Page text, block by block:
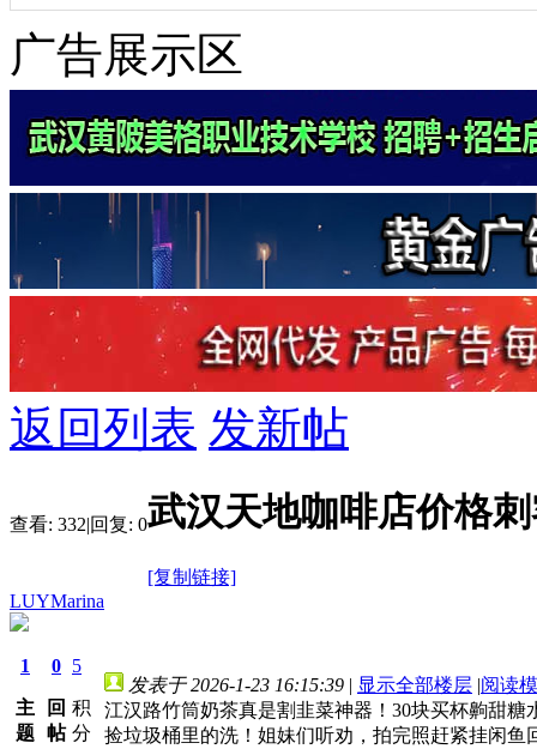
广告展示区
返回列表 发新帖
查看: 332|回复: 0武汉天地咖啡店价格
[复制链接]
LUYMarina
1
主
题
0
回
帖
5
积
分
发表于 2026-1-23 16:15:39 | 显示全部楼层 |阅读
江汉路竹筒奶茶真是割韭菜神器！30块买杯齁甜
捡垃圾桶里的洗！姐妹们听劝，拍完照赶紧挂闲鱼